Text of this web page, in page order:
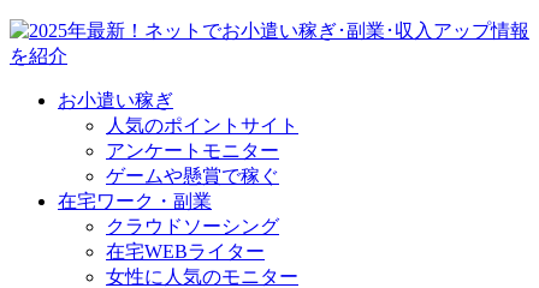
お小遣い稼ぎ
人気のポイントサイト
アンケートモニター
ゲームや懸賞で稼ぐ
在宅ワーク・副業
クラウドソーシング
在宅WEBライター
女性に人気のモニター